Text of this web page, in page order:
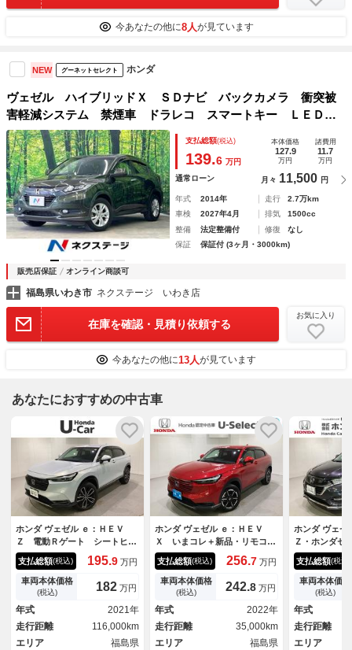
今あなたの他に8人が見ています
NEW グーネットセレクト ホンダ
ヴェゼル ハイブリッドＸ ＳＤナビ バックカメラ 衝突被
害軽減システム 禁煙車 ドラレコ スマートキー ＬＥＤヘ
ッド ＥＴＣ クルコン 純正１６インチアルミ オートライ
ト オートエアコン Ｂｌｕｅｔｏｏｔｈ ＣＤ ＤＶＤ再生
支払総額(税込)
139.6 万円
本体価格
127.9
万円
諸費用
11.7
万円
通常ローン 月々 11,500 円
年式 2014年 走行
2.7万km
車検
2027年4月 排気
1500cc
整備
法定整備付 修復
なし
保証
保証付 (3ヶ月・3000km)
販売店保証 オンライン商談可
福島県いわき市 ネクステージ いわき店
在庫を確認・見積り依頼する
お気に入り
今あなたの他に13人が見ています
あなたにおすすめの中古車
ホンダ ヴェゼル ｅ：ＨＥＶ
Ｚ 電動Ｒゲート シートヒー
タ オートマチックハイビー
ム Ｂｌｕｅｔｏｏｔｈ接続
エアバッグ 盗難防止 ＬＥＤ
ヘッドライト Ｒカメラ レー
ンキープアシスト ＥＴＣ車載
器 サイドエアバッグ
支払総額(税込) 195.9 万円
車両本体価格
(税込) 182 万円
年式
2021年
走行距離
116,000km
エリア
福島県
ホンダ ヴェゼル ｅ：ＨＥＶ
Ｘ いまコレ＋新品・リモコン
エンジンスターター付 光触媒
抗菌消臭施工済 サイドエアバ
ック 衝突被害軽減 Ｐセンサ
ー 盗難防止装置 Ｒカメラ
ＬＥＤライト シ－トヒ－タ
－ クルコン スマキー ＶＳ
Ａ ＡＢＳ
支払総額(税込) 256.7 万円
車両本体価格
(税込) 242.8 万円
年式
2022年
走行距離
35,000km
エリア
福島県
ホンダ ヴェゼ
Ｚ・ホンダ
抗菌消臭施工
ＯＴＨ 衝突
ドカーテン
メラ ドラ
ＡＣ ＬＥＤ
ートＨ Ｕ
デジ ＤＶＤ
支払総額(税込)
車両本体価格
(税込)
年式
走行距離
エリア